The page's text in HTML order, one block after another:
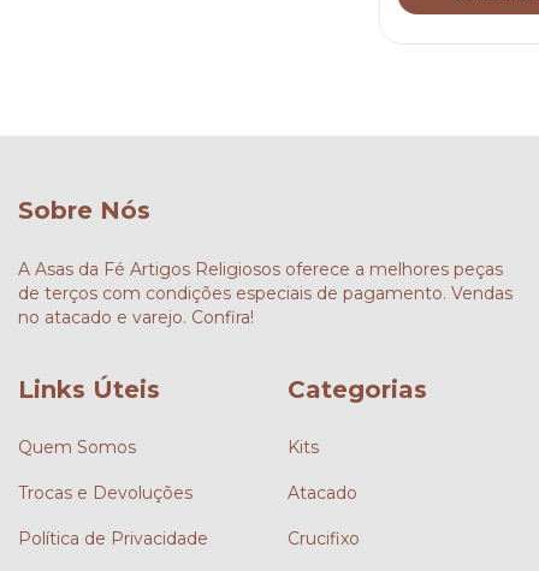
Sobre Nós
A Asas da Fé Artigos Religiosos oferece a melhores peças
de terços com condições especiais de pagamento. Vendas
no atacado e varejo. Confira!
Links Úteis
Quem Somos
Trocas e Devoluções
Política de Privacidade
Categorias
Kits
Atacado
Crucifixo